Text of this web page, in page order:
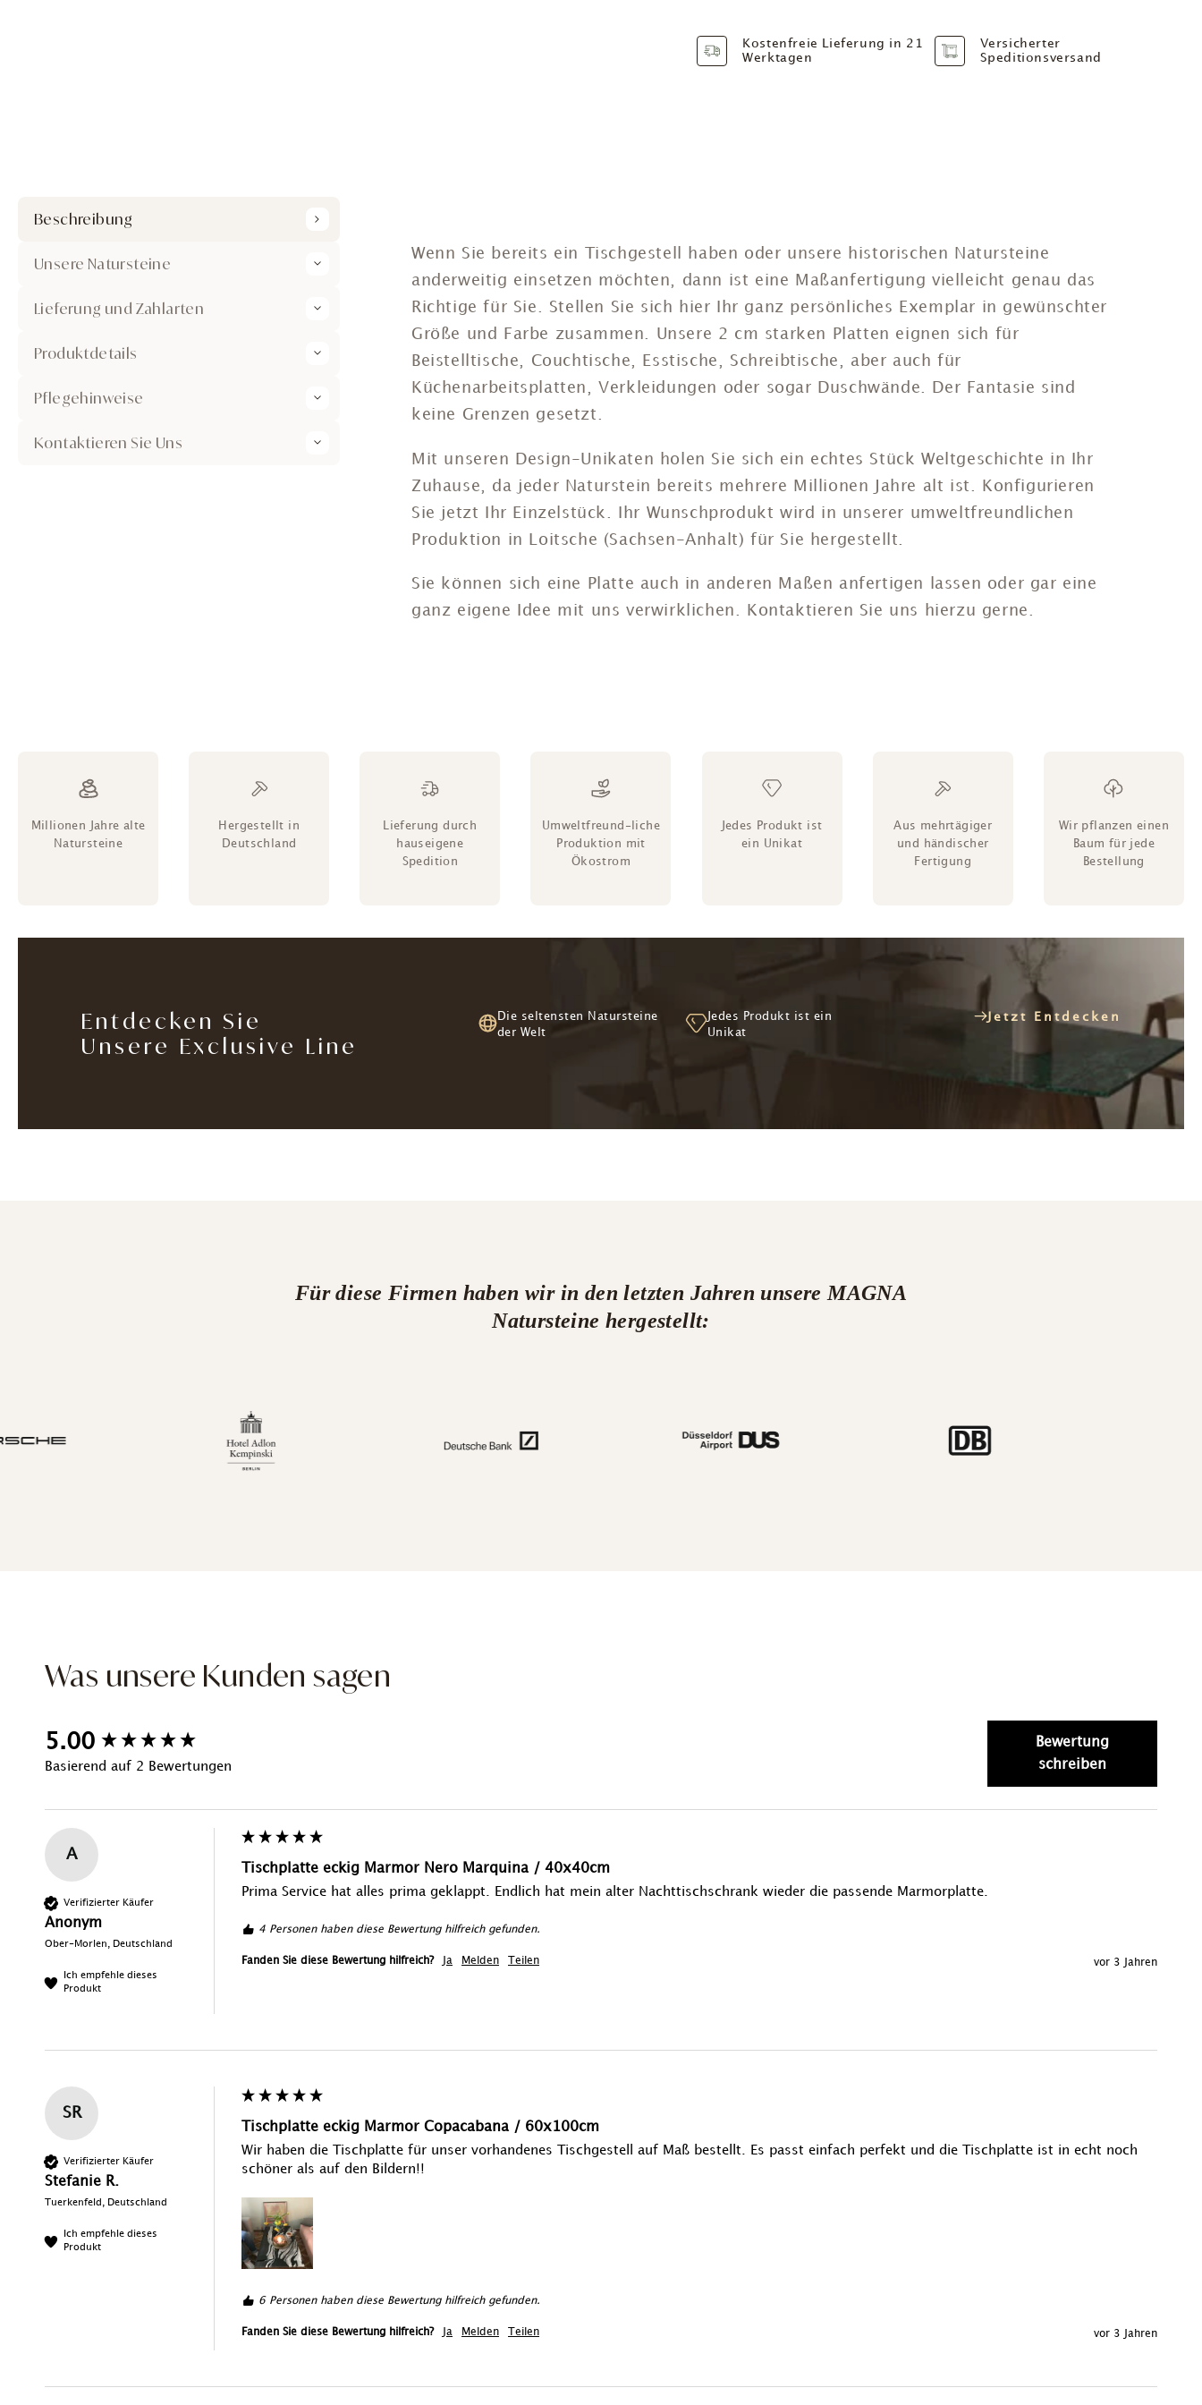
Kostenfreie Lieferung in 21
Werktagen
Versicherter
Speditionsversand
Beschreibung
Unsere Natursteine
Lieferung und Zahlarten
Produktdetails
Pflegehinweise
Kontaktieren Sie Uns
Wenn Sie bereits ein Tischgestell haben oder unsere historischen Natursteine
anderweitig einsetzen möchten, dann ist eine
Maßanfertigung vielleicht genau das
Richtige für Sie. Stellen Sie sich hier Ihr ganz persönliches Exemplar in gewünschter
Größe und Farbe zusammen. Unsere 2 cm starken Platten eignen sich für
Beistelltische, Couchtische, Esstische, Schreibtische, aber auch für
Küchenarbeitsplatten, Verkleidungen oder sogar Duschwände. Der Fantasie sind
keine Grenzen gesetzt.
Mit unseren Design-Unikaten holen Sie sich ein echtes Stück Weltgeschichte in Ihr
Zuhause, da jeder Naturstein bereits mehrere Millionen Jahre alt ist.
Konfigurieren
Sie jetzt Ihr Einzelstück. Ihr Wunschprodukt wird in unserer umweltfreundlichen
Produktion in Loitsche (Sachsen-Anhalt) für Sie hergestellt.
Sie können sich eine Platte auch in anderen Maßen anfertigen lassen oder gar eine
ganz eigene Idee mit uns verwirklichen. Kontaktieren Sie uns hierzu gerne.
Millionen Jahre alte
Natursteine
Hergestellt in
Deutschland
Lieferung durch
hauseigene
Spedition
Umweltfreund-liche
Produktion mit
Ökostrom
Jedes Produkt ist
ein Unikat
Aus mehrtägiger
und händischer
Fertigung
Wir pflanzen einen
Baum für jede
Bestellung
Entdecken Sie
Unsere Exclusive Line
Die seltensten Natursteine
der Welt
Jedes Produkt ist ein
Unikat
Jetzt Entdecken
Für diese Firmen haben wir in den letzten Jahren unsere MAGNA
Natursteine hergestellt:
Was unsere Kunden sagen
5.00
Basierend auf 2 Bewertungen
Bewertung
schreiben
A
Verifizierter Käufer
Anonym
Ober-Morlen, Deutschland
Ich empfehle dieses
Produkt
Tischplatte eckig Marmor Nero Marquina / 40x40cm
Prima Service hat alles prima geklappt. Endlich hat mein alter Nachttischschrank wieder die passende Marmorplatte.
4 Personen haben diese Bewertung hilfreich gefunden.
Fanden Sie diese Bewertung hilfreich? Ja Melden Teilen vor 3 Jahren
SR
Verifizierter Käufer
Stefanie R.
Tuerkenfeld, Deutschland
Ich empfehle dieses
Produkt
Tischplatte eckig Marmor Copacabana / 60x100cm
Wir haben die Tischplatte für unser vorhandenes Tischgestell auf Maß bestellt. Es passt einfach perfekt und die Tischplatte ist in echt noch
schöner als auf den Bildern!!
6 Personen haben diese Bewertung hilfreich gefunden.
Fanden Sie diese Bewertung hilfreich? Ja Melden Teilen vor 3 Jahren
New content loaded